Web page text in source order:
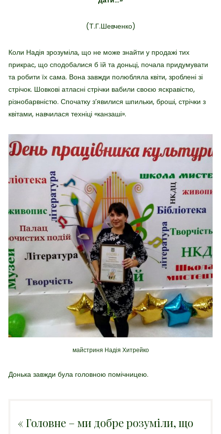
(Т.Г.Шевченко)
Коли Надія зрозуміла, що не може знайти у продажі тих
прикрас, що сподобалися б їй та доньці, почала придумувати
та робити їх сама. Вона завжди полюбляла квіти, зроблені зі
стрічок. Шовкові атласні стрічки вабили своєю яскравістю,
різнобарвністю. Спочатку з’явилися шпильки, броші, стрічки з
квітами, навчилася техніці «канзаші».
майстриня Надія Хитрейко
Донька завжди була головною помічницею.
« Головне – ми добре розуміли, що